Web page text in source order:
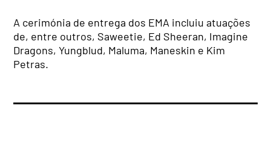
A cerimónia de entrega dos EMA incluiu atuações
de, entre outros, Saweetie, Ed Sheeran, Imagine
Dragons, Yungblud, Maluma, Maneskin e Kim
Petras.